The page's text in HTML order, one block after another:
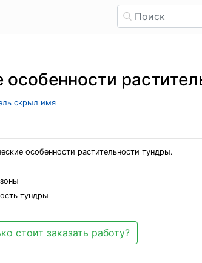
скрыл имя
особенности растительности тундры.
тундры
стоит заказать работу?